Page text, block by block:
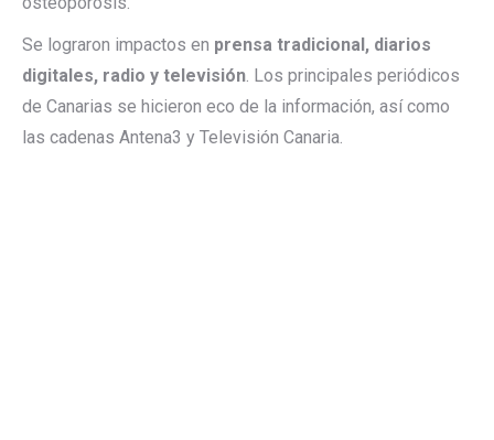
Se lograron impactos en prensa tradicional, diarios
digitales, radio y televisión. Los principales periódicos
de Canarias se hicieron eco de la información, así como
las cadenas Antena3 y Televisión Canaria.